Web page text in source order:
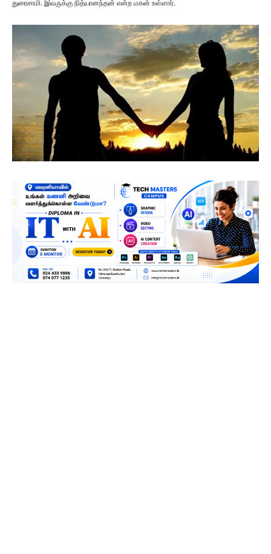
துரைசாமி. இவருக்கு நித்யானந்தன் என்ற மகன் உள்ளார்.